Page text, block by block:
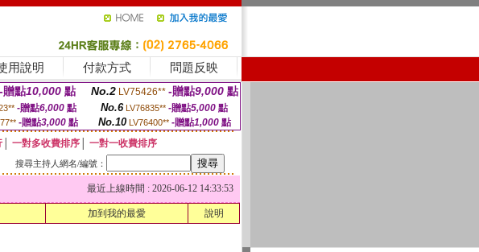
用說明 付款方式 問題反映
-贈點10,000 點 No.2 LV75426** -贈點9,000 點
-贈點6,000點 No.6 LV76835** -贈點5,000點
-贈點3,000點 No.10 LV76400** -贈點1,000 點
│ 一對多收費排序
一對一收費排序
搜尋主持人網名/編號：
最近上線時間 : 2026-06-12 14:33:53
加到我的最愛 說明